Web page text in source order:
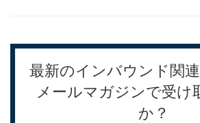
最新のインバウンド関
メールマガジンで受け
か？